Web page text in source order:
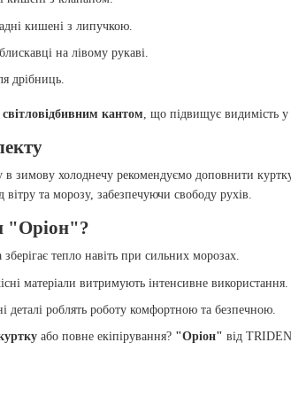
кишені з липучкою.
на лівому рукаві.
дрібниць.
світловідбивним кантом, що підвищує видимість
зимову холоднечу рекомендуємо доповнити
вітру та морозу, забезпечуючи свободу рухів.
"Оріон"?
тепло навіть при сильних морозах.
матеріали витримують інтенсивне використання.
деталі роблять роботу комфортною та безпечною.
або повне екіпірування? "Оріон" від